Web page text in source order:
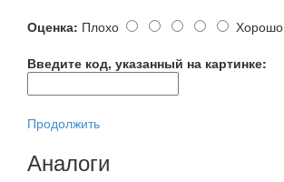
Оценка: Плохо
Хорошо
Введите код, указанный на картинке:
Продолжить
Аналоги